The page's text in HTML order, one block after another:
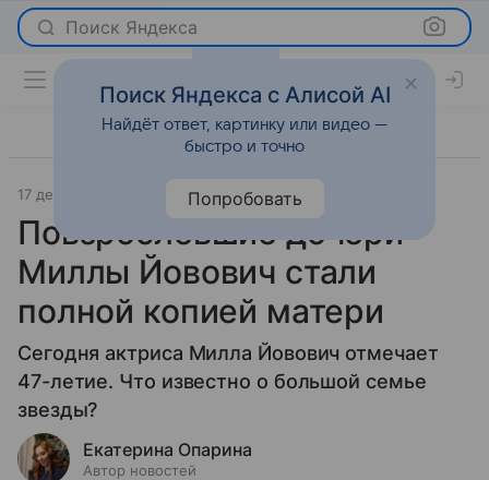
Поиск Яндекса
17 декабря 2022 История успеха
Повзрослевшие дочери
Миллы Йовович стали
полной копией матери
Сегодня актриса Милла Йовович отмечает
47-летие. Что известно о большой семье
звезды?
Екатерина Опарина
Автор новостей
Поиск Яндекса с Алисой AI
Найдёт ответ, картинку или видео —
быстро и точно
Попробовать